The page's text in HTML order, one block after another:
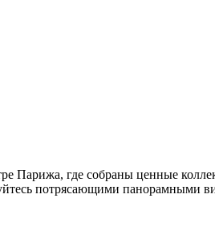
Парижа, где собраны ценные
потрясающими панорамными